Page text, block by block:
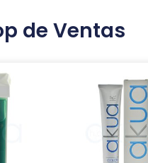
de Ventas
precio
original
era:
6,99 €.
precio
actual
es:
6,41 €.